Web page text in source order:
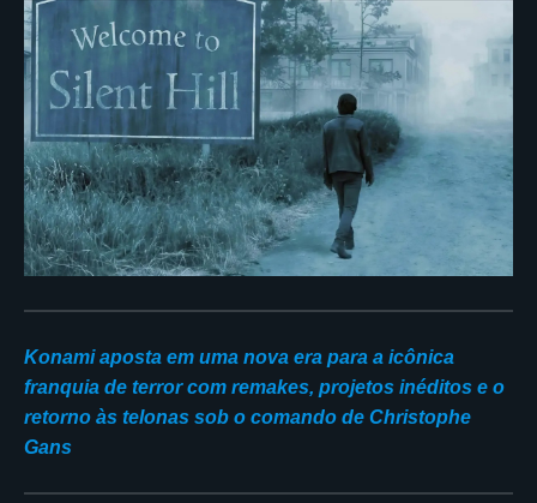
Konami aposta em uma nova era para a icônica
franquia de terror com remakes, projetos inéditos e o
retorno às telonas sob o comando de Christophe
Gans